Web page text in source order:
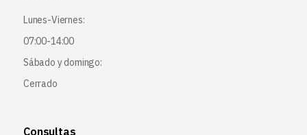
Lunes-Viernes:
07:00-14:00
Sábado y domingo:
Cerrado
Consultas